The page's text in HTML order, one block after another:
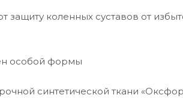
коленных суставов от
особой формы
синтетической ткани